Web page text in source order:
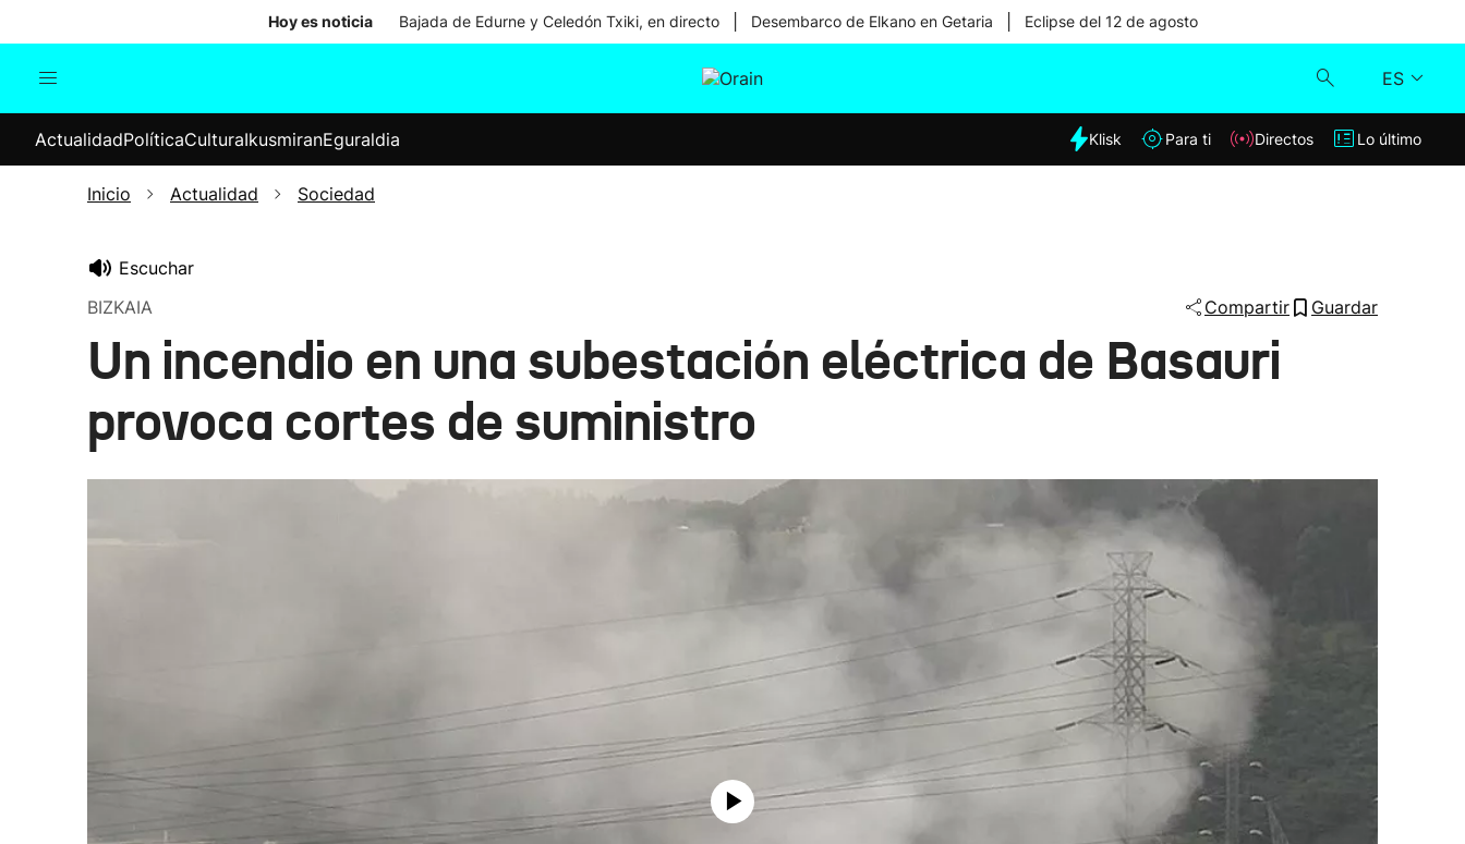
Hoy es noticia Bajada de Edurne y Celedón Txiki, en directo Desembarco de Elkano en Getaria Eclipse del 12 de agosto
ES
Internacional
Elecciones
Klisk
ActualidadPolíticaCulturaIkusmiranEguraldia Klisk Para ti Directos Lo último
Inicio Actualidad Sociedad
Escuchar
BIZKAIA
Compartir Guardar
Un incendio en una subestación eléctrica de Basauri
provoca cortes de suministro